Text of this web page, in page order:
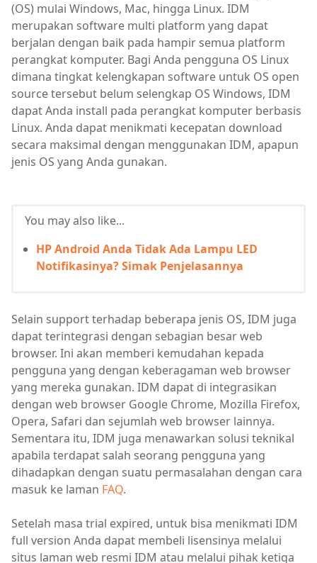
(OS) mulai Windows, Mac, hingga Linux. IDM
merupakan software multi platform yang dapat
berjalan dengan baik pada hampir semua platform
perangkat komputer. Bagi Anda pengguna OS Linux
dimana tingkat kelengkapan software untuk OS open
source tersebut belum selengkap OS Windows, IDM
dapat Anda install pada perangkat komputer berbasis
Linux. Anda dapat menikmati kecepatan download
secara maksimal dengan menggunakan IDM, apapun
jenis OS yang Anda gunakan.
You may also like...
HP Android Anda Tidak Ada Lampu LED
Notifikasinya? Simak Penjelasannya
Selain support terhadap beberapa jenis OS, IDM juga
dapat terintegrasi dengan sebagian besar web
browser. Ini akan memberi kemudahan kepada
pengguna yang dengan keberagaman web browser
yang mereka gunakan. IDM dapat di integrasikan
dengan web browser Google Chrome, Mozilla Firefox,
Opera, Safari dan sejumlah web browser lainnya.
Sementara itu, IDM juga menawarkan solusi teknikal
apabila terdapat salah seorang pengguna yang
dihadapkan dengan suatu permasalahan dengan cara
masuk ke laman FAQ.
Setelah masa trial expired, untuk bisa menikmati IDM
full version Anda dapat membeli lisensinya melalui
situs laman web resmi IDM atau melalui pihak ketiga